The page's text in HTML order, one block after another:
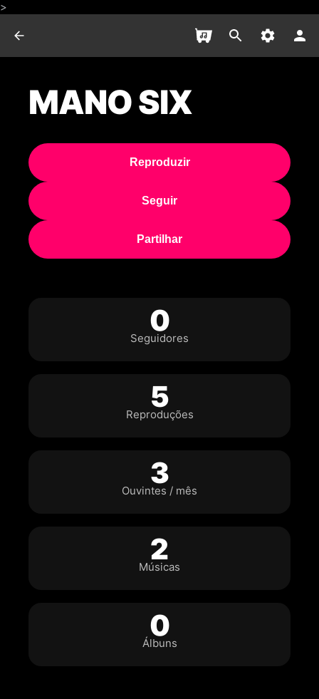
>
MANO SIX
Reproduzir
Seguir
Partilhar
0
Seguidores
5
Reproduções
3
Ouvintes / mês
2
Músicas
0
Álbuns